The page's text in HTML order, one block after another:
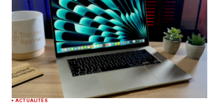
ACTUALITÉS